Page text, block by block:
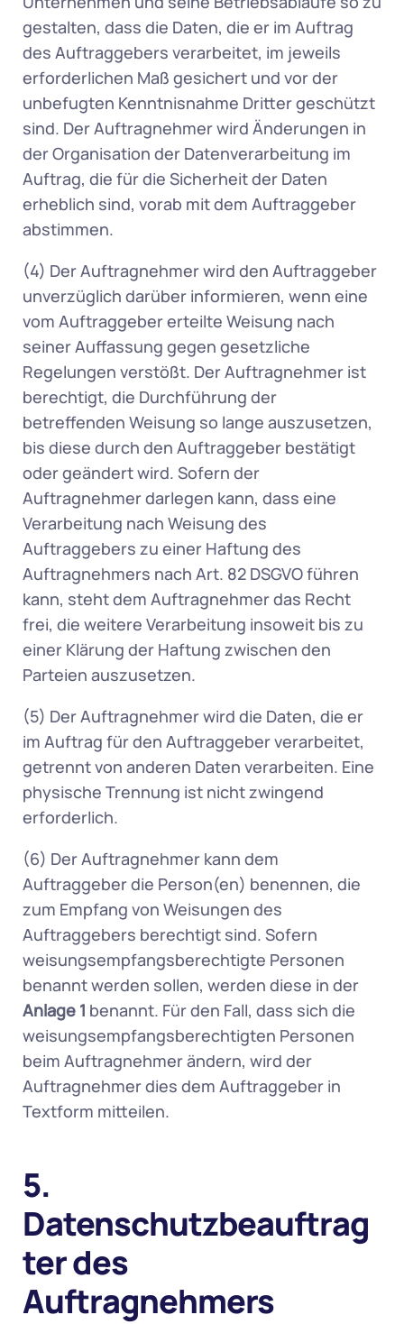
gestalten, dass die Daten, die er im Auftrag
des Auftraggebers verarbeitet, im jeweils
erforderlichen Maß gesichert und vor der
unbefugten Kenntnisnahme Dritter geschützt
sind. Der Auftragnehmer wird Änderungen in
der Organisation der Datenverarbeitung im
Auftrag, die für die Sicherheit der Daten
erheblich sind, vorab mit dem Auftraggeber
abstimmen.
(4) Der Auftragnehmer wird den Auftraggeber
unverzüglich darüber informieren, wenn eine
vom Auftraggeber erteilte Weisung nach
seiner Auffassung gegen gesetzliche
Regelungen verstößt. Der Auftragnehmer ist
berechtigt, die Durchführung der
betreffenden Weisung so lange auszusetzen,
bis diese durch den Auftraggeber bestätigt
oder geändert wird. Sofern der
Auftragnehmer darlegen kann, dass eine
Verarbeitung nach Weisung des
Auftraggebers zu einer Haftung des
Auftragnehmers nach Art. 82 DSGVO führen
kann, steht dem Auftragnehmer das Recht
frei, die weitere Verarbeitung insoweit bis zu
einer Klärung der Haftung zwischen den
Parteien auszusetzen.
(5) Der Auftragnehmer wird die Daten, die er
im Auftrag für den Auftraggeber verarbeitet,
getrennt von anderen Daten verarbeiten. Eine
physische Trennung ist nicht zwingend
erforderlich.
(6) Der Auftragnehmer kann dem
Auftraggeber die Person(en) benennen, die
zum Empfang von Weisungen des
Auftraggebers berechtigt sind. Sofern
weisungsempfangsberechtigte Personen
Anlage 1 benannt. Für den Fall, dass sich die
weisungsempfangsberechtigten Personen
beim Auftragnehmer ändern, wird der
Auftragnehmer dies dem Auftraggeber in
Textform mitteilen.
5.
Datenschutzbeauftrag
ter des
Auftragnehmers